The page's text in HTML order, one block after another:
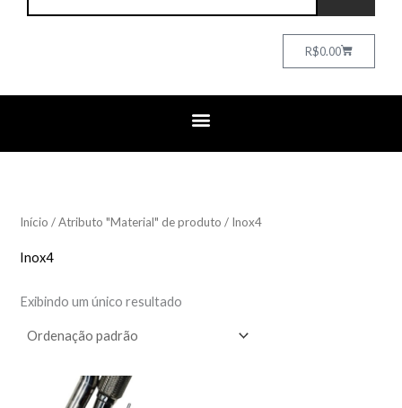
R$0.00Cart
Início / Atributo "Material" de produto / Inox4
Inox4
Exibindo um único resultado